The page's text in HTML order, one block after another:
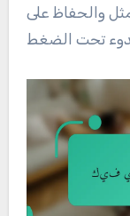
والحفاظ على